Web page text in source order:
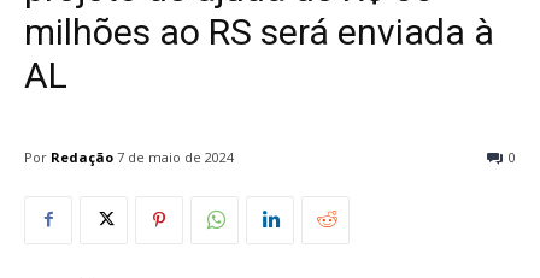
milhões ao RS será enviada à
AL
Por Redação 0
7 de maio de 2024